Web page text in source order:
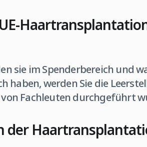
sie im Spenderbereich und
haben, werden Sie die
von Fachleuten durchgeführt
der